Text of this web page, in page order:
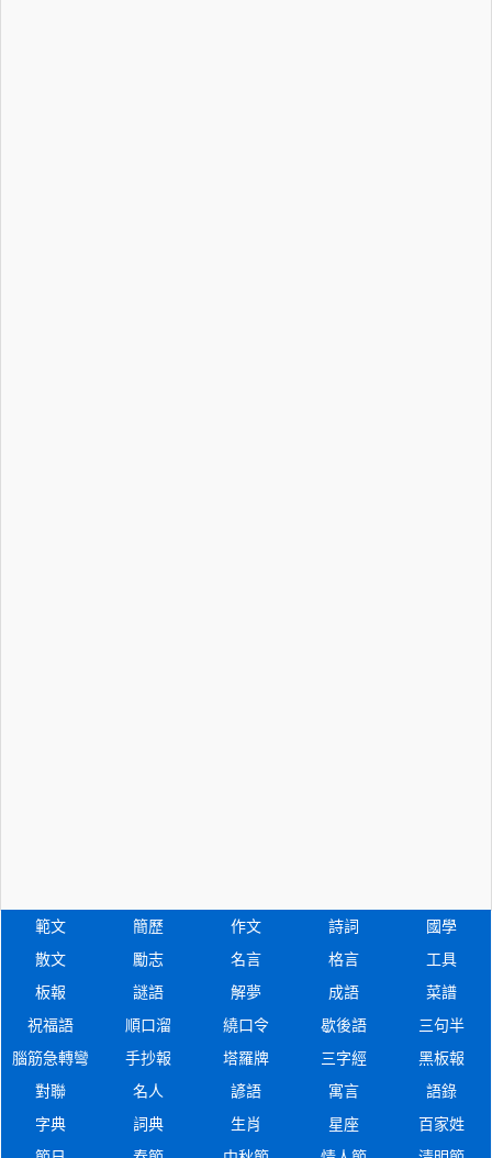
範文 簡歷 作文 詩詞
國學
散文
勵志 名言 格言
工具
板報
謎語 解夢 成語
菜譜
祝福語
順口溜 繞口令 歇後語
三句半
腦筋急轉彎
手抄報 塔羅牌 三字經
黑板報
對聯
名人 諺語 寓言
語錄
字典
詞典 生肖 星座
百家姓